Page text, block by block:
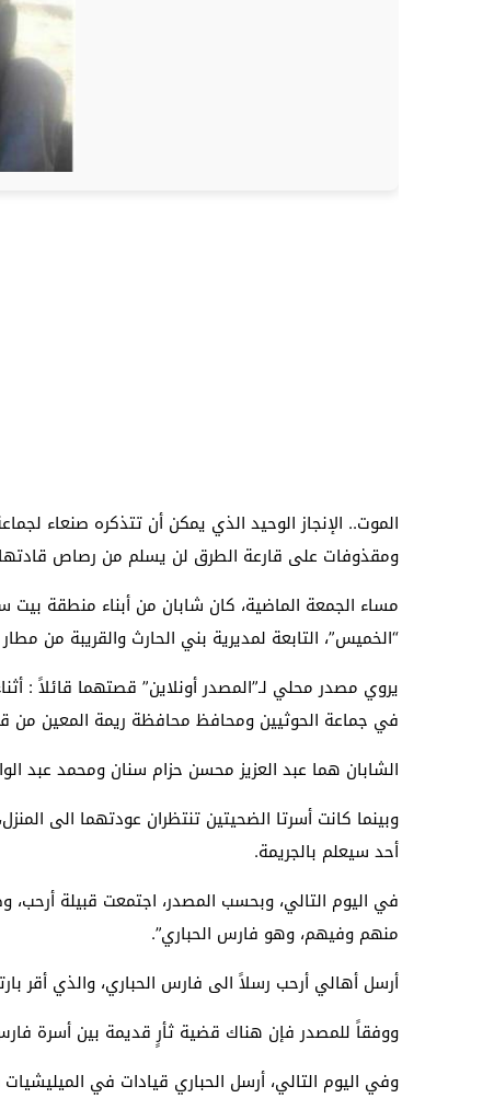
الموت.. الإنجاز الوحيد الذي يمكن أن تتذكره صنعاء
ومقذوفات على قارعة الطرق لن يسلم من رصاص
مساء الجمعة الماضية، كان شابان من أبناء منطقة
“الخميس”، التابعة لمديرية بني الحارث والقريبة من
يروي مصدر محلي لـ”المصدر أونلاين” قصتهما قائلاً :
في جماعة الحوثيين ومحافظ محافظة ريمة المعين من
الشابان هما عبد العزيز محسن حزام سنان ومحمد عبد
وبينما كانت أسرتا الضحيتين تنتظران عودتهما الى
أحد سيعلم بالجريمة.
في اليوم التالي، وبحسب المصدر، اجتمعت قبيلة أرحب،
منهم وفيهم، وهو فارس الحباري”.
أرسل أهالي أرحب رسلاً الى فارس الحباري، والذي أقر
ووفقاً للمصدر فإن هناك قضية ثأرٍ قديمة بين أسرة
وفي اليوم التالي، أرسل الحباري قيادات في الميليشيات ووجهاء من أبناء